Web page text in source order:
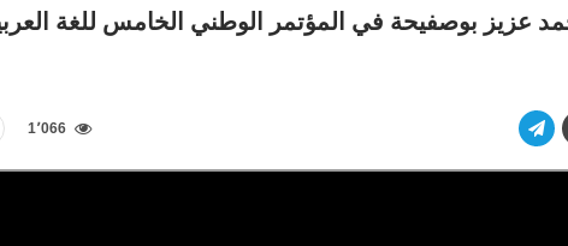
عزيز بوصفيحة‬ في المؤتمر الوطني الخامس للغة
1٬066